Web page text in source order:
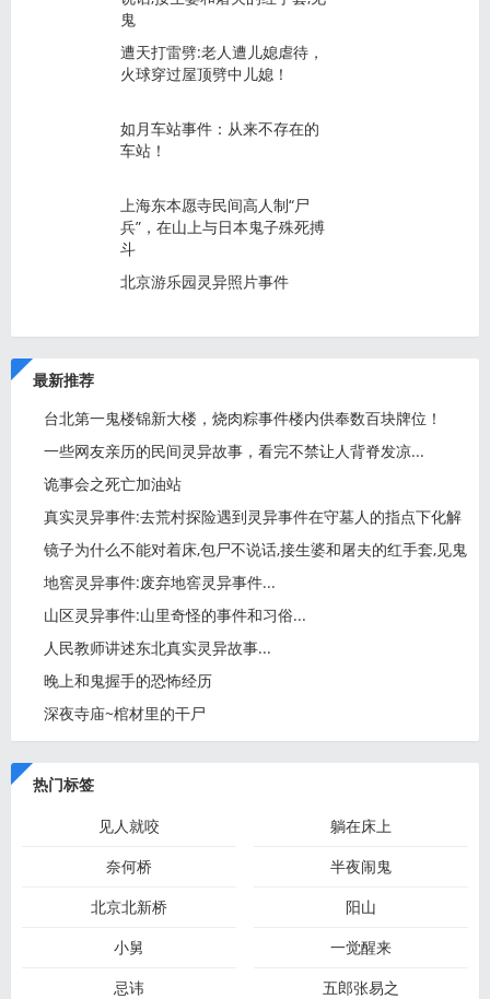
鬼
遭天打雷劈:老人遭儿媳虐待，
火球穿过屋顶劈中儿媳！
如月车站事件：从来不存在的
车站！
上海东本愿寺民间高人制“尸
兵”，在山上与日本鬼子殊死搏
斗
北京游乐园灵异照片事件
最新推荐
台北第一鬼楼锦新大楼，烧肉粽事件楼内供奉数百块牌位！
一些网友亲历的民间灵异故事，看完不禁让人背脊发凉...
诡事会之死亡加油站
真实灵异事件:去荒村探险遇到灵异事件在守墓人的指点下化解
镜子为什么不能对着床,包尸不说话,接生婆和屠夫的红手套,见鬼
地窖灵异事件:废弃地窖灵异事件...
山区灵异事件:山里奇怪的事件和习俗...
人民教师讲述东北真实灵异故事...
晚上和鬼握手的恐怖经历
深夜寺庙~棺材里的干尸
热门标签
见人就咬
躺在床上
奈何桥
半夜闹鬼
北京北新桥
阳山
小舅
一觉醒来
忌讳
五郎张易之